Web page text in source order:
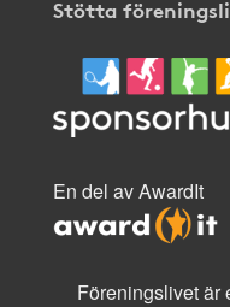
Stötta
En del av AwardIt
Föreningslivet är